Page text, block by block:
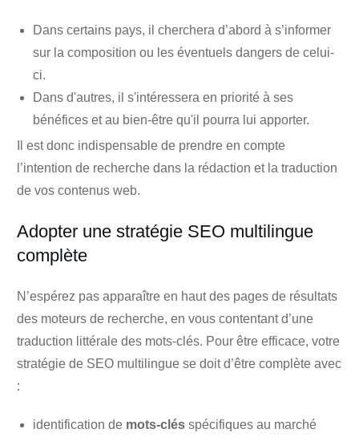
Dans certains pays, il cherchera d’abord à s’informer
sur la composition ou les éventuels dangers de celui-
ci.
Dans d'autres, il s'intéressera en priorité à ses
bénéfices et au bien-être qu'il pourra lui apporter.
Il est donc indispensable de prendre en compte
l’intention de recherche dans la rédaction et la traduction
de vos contenus web.
Adopter une stratégie SEO multilingue
complète
N’espérez pas apparaître en haut des pages de résultats
des moteurs de recherche, en vous contentant d’une
traduction littérale des mots-clés. Pour être efficace, votre
stratégie de SEO multilingue se doit d’être complète avec
:
identification de mots-clés spécifiques au marché